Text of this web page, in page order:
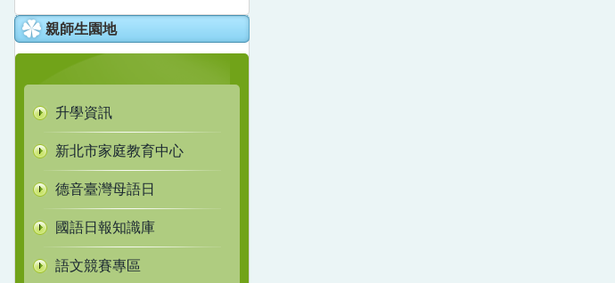
親師生園地
升學資訊
新北市家庭教育中心
德音臺灣母語日
國語日報知識庫
語文競賽專區